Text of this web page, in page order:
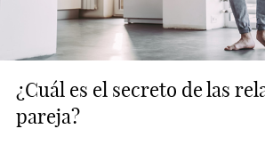
¿Cuál es el secreto de las
pareja?